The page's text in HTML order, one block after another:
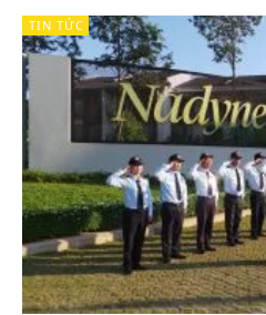
TIN TỨC